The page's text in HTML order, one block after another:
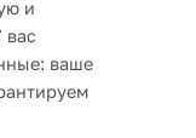
и
вас
ваше